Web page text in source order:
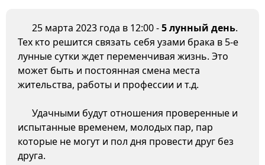
25 марта 2023 года в 12:00 -5 лунный день.
Тех кто решится связать себя узами брака в 5-е
лунные сутки ждет переменчивая жизнь. Это
может быть и постоянная смена места
жительства, работы и профессии и т.д.
Удачными будут отношения проверенные и
испытанные временем, молодых пар, пар
которые не могут и пол дня провести друг без
друга.